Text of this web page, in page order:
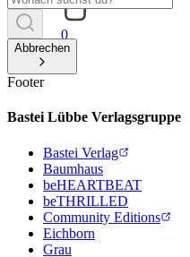
0
Abbrechen
Footer
Bastei Lübbe Verlagsgruppe
Bastei Verlag
Baumhaus
beHEARTBEAT
beTHRILLED
Community Editions
Eichborn
Grau